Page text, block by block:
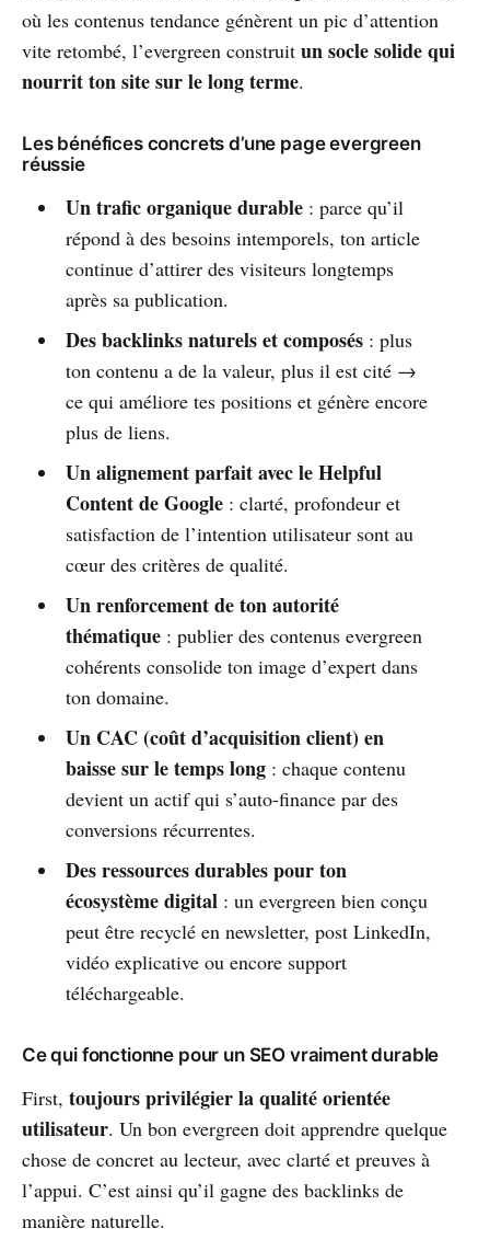
où les contenus tendance génèrent un pic d’attention
vite retombé, l’evergreen construit un socle solide qui
nourrit ton site sur le long terme.
Les bénéfices concrets d’une page evergreen
réussie
Un trafic organique durable: parce qu’il
répond à des besoins intemporels, ton article
continue d’attirer des visiteurs longtemps
après sa publication.
Des backlinks naturels et composés: plus
ton contenu a de la valeur, plus il est cité →
ce qui améliore tes positions et génère encore
plus de liens.
Un alignement parfait avec le Helpful
Content de Google: clarté, profondeur et
satisfaction de l’intention utilisateur sont au
cœur des critères de qualité.
Un renforcement de ton autorité
thématique: publier des contenus evergreen
cohérents consolide ton image d’expert dans
ton domaine.
Un CAC (coût d’acquisition client) en
baisse sur le temps long: chaque contenu
devient un actif qui s’auto-finance par des
conversions récurrentes.
Des ressources durables pour ton
écosystème digital: un evergreen bien conçu
peut être recyclé en newsletter, post LinkedIn,
vidéo explicative ou encore support
téléchargeable.
Ce qui fonctionne pour un SEO vraiment durable
First, toujours privilégier la qualité orientée
utilisateur. Un bon evergreen doit apprendre quelque
chose de concret au lecteur, avec clarté et preuves à
l’appui. C’est ainsi qu’il gagne des backlinks de
manière naturelle.